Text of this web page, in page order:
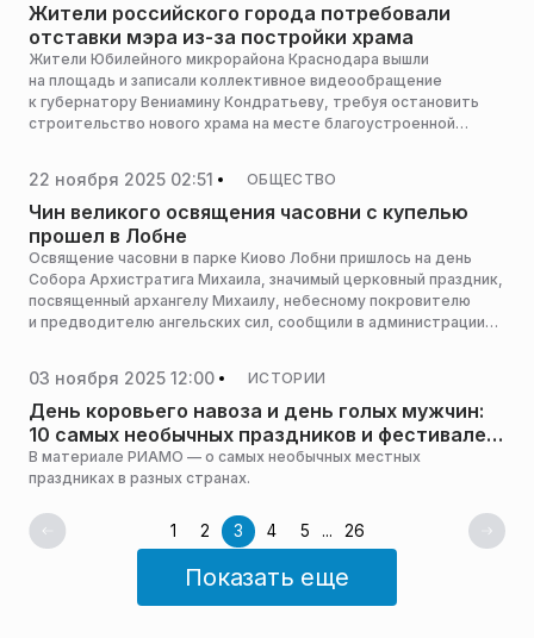
Жители российского города потребовали
отставки мэра из-за постройки храма
Жители Юбилейного микрорайона Краснодара вышли
на площадь и записали коллективное видеообращение
к губернатору Вениамину Кондратьеву, требуя остановить
строительство нового храма на месте благоустроенной
в том, что он не прислушивается к народу, сообщает 93.ru.
22 ноября 2025 02:51 ОБЩЕСТВО
Чин великого освящения часовни с купелью
прошел в Лобне
Освящение часовни в парке Киово Лобни пришлось на день
Собора Архистратига Михаила, значимый церковный праздник,
посвященный архангелу Михаилу, небесному покровителю
и предводителю ангельских сил, сообщили в администрации
03 ноября 2025 12:00 ИСТОРИИ
День коровьего навоза и день голых мужчин:
10 самых необычных праздников и фестивалей
в мире
В материале РИАМО — о самых необычных местных
праздниках в разных странах.
1 2 3 4 5 ... 26
Показать еще